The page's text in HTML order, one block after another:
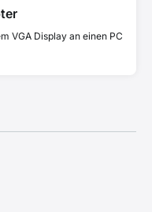
VGA Display an einen PC